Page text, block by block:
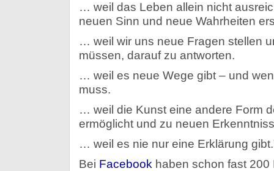
… weil das Leben allein nicht
neuen Sinn und neue Wahrheiten
… weil wir uns neue Fragen stellen
müssen, darauf zu antworten.
… weil es neue Wege gibt – und
muss.
… weil die Kunst eine andere Form
ermöglicht und zu neuen
… weil es nie nur eine Erklärung
Bei Facebook haben schon fast